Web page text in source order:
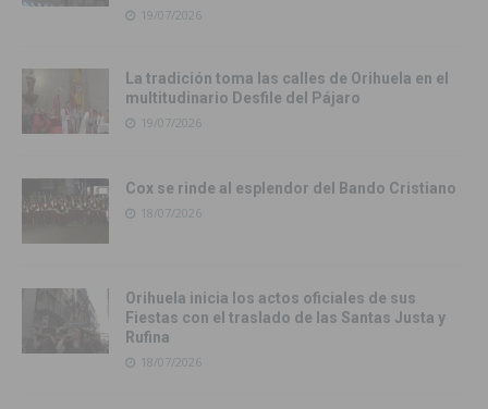
19/07/2026
La tradición toma las calles de Orihuela en el
multitudinario Desfile del Pájaro
19/07/2026
Cox se rinde al esplendor del Bando Cristiano
18/07/2026
Orihuela inicia los actos oficiales de sus
Fiestas con el traslado de las Santas Justa y
Rufina
18/07/2026